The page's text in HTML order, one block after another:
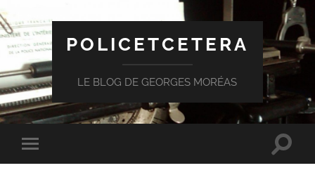
POLICETCETERA
LE BLOG DE GEORGES MORÉAS
Toggle
mobile
Toggle